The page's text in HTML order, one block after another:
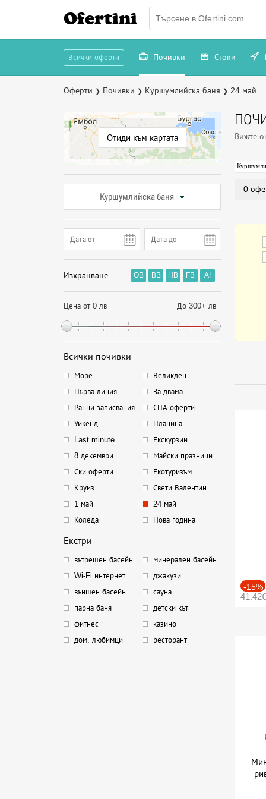
Ofertini
Всички оферти Почивки Стоки
Оферти ❯ Почивки ❯ Куршумлийска баня ❯ 24 май
Отиди към картата
Куршумлийска баня
Изхранване OB BB HB FB AI
Цена от 0 лв До 300+ лв
Всички почивки
Море
Великден
Първа линия
За двама
Ранни записвания
СПА оферти
Уикенд
Планина
Last minute
Екскурзии
8 декември
Майски празници
Ски оферти
Екотуризъм
Круиз
Свети Валентин
1 май
24 май
Коледа
Нова година
Екстри
вътрешен басейн
минерален басейн
Wi-Fi интернет
джакузи
външен басейн
сауна
парна баня
детски кът
фитнес
казино
дом. любимци
ресторант
Вижте
0
-15%
41.42€